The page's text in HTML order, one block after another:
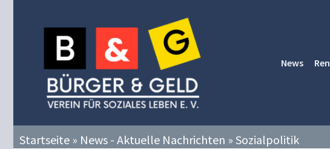
News
Startseite » News - Aktuelle Nachrichten » Sozialpolitik